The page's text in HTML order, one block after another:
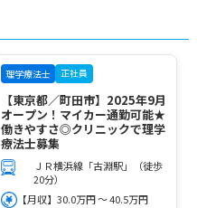
理学療法士 正社員
【東京都／町田市】2025年9月
オープン！マイカー通勤可能★
働きやすさ◎クリニックで理学
療法士募集
ＪＲ横浜線「古淵駅」（徒歩
20分）
【月収】30.0万円 ～ 40.5万円